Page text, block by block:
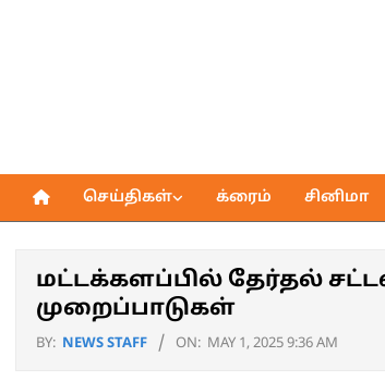
Primary
செய்திகள் க்ரைம் சினிமா
மட்டக்களப்பில் தேர்தல்
முறைப்பாடுகள்
BY: NEWS STAFF ON: MAY 1, 2025 9:36 AM